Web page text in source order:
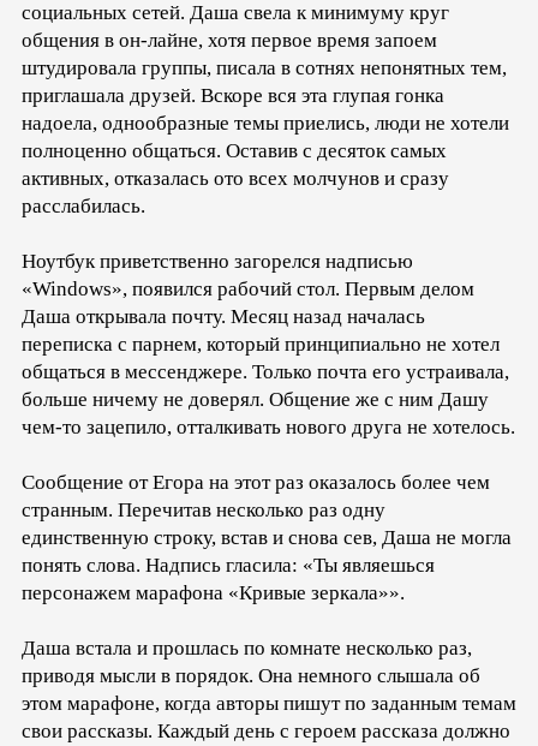
социальных сетей. Даша свела к минимуму круг
общения в он-лайне, хотя первое время запоем
штудировала группы, писала в сотнях непонятных тем,
приглашала друзей. Вскоре вся эта глупая гонка
надоела, однообразные темы приелись, люди не хотели
полноценно общаться. Оставив с десяток самых
активных, отказалась ото всех молчунов и сразу
расслабилась.
Ноутбук приветственно загорелся надписью
«Windows», появился рабочий стол. Первым делом
Даша открывала почту. Месяц назад началась
переписка с парнем, который принципиально не хотел
общаться в мессенджере. Только почта его устраивала,
больше ничему не доверял. Общение же с ним Дашу
чем-то зацепило, отталкивать нового друга не хотелось.
Сообщение от Егора на этот раз оказалось более чем
странным. Перечитав несколько раз одну
единственную строку, встав и снова сев, Даша не могла
понять слова. Надпись гласила: «Ты являешься
персонажем марафона «Кривые зеркала»».
Даша встала и прошлась по комнате несколько раз,
приводя мысли в порядок. Она немного слышала об
этом марафоне, когда авторы пишут по заданным темам
свои рассказы. Каждый день с героем рассказа должно